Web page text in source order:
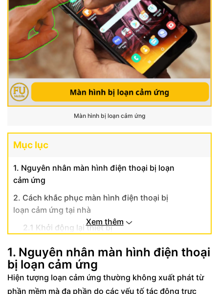
Màn hình bị loạn cảm ứng
Mục lục
1. Nguyên nhân màn hình điện thoại bị loạn
cảm ứng
2. Cách khắc phục màn hình điện thoại bị
loạn cảm ứng tại nhà
2.1 Khởi động lại thiết bị
2.3 Đóng các ứng dụng chạy nền và giải
phóng bộ nhớ
Xem thêm
1. Nguyên nhân màn hình điện thoại
bị loạn cảm ứng
Hiện tượng loạn cảm ứng thường không xuất phát từ
phần mềm mà đa phần do các yếu tố tác động trực